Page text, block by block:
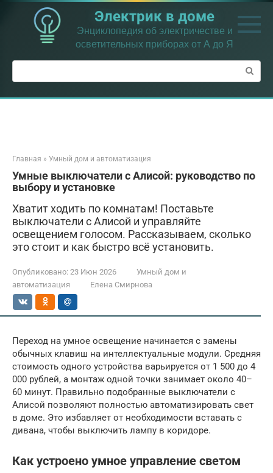
Перейти
контенту
Электрик в доме
Энциклопедия об электричестве и
осветительных приборах от А до Я
Поиск:
Главная » Умный дом и автоматизация
Умные выключатели с Алисой: руководство по
выбору и установке
Хватит ходить по комнатам! Поставьте
выключатели с Алисой и управляйте
освещением голосом. Рассказываем, сколько
это стоит и как быстро всё установить.
Опубликовано: 23 Июн 2026
Умный дом и
автоматизация
Елена Смирнова
Переход на умное освещение начинается с замены
обычных клавиш на интеллектуальные модули. Средняя
стоимость одного устройства варьируется от 1 500 до 4
000 рублей, а монтаж одной точки занимает около 40–
60 минут. Правильно подобранные выключатели с
Алисой позволяют полностью автоматизировать свет
в доме. Это избавляет от необходимости вставать с
дивана, чтобы выключить лампу в коридоре.
Как устроено умное управление светом